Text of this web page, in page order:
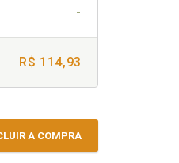
-
R$ 114,93
A COMPRA